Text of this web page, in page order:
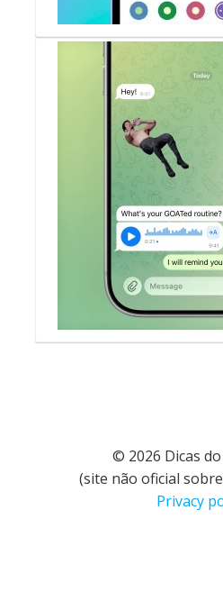
© 2026 Dicas
(site não oficial
Privacy